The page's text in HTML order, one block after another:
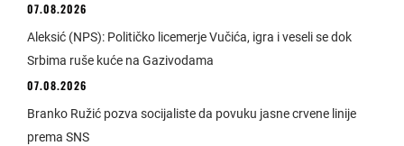
07.08.2026
Aleksić (NPS): Političko licemerje Vučića, igra i veseli se dok
Srbima ruše kuće na Gazivodama
07.08.2026
Branko Ružić pozva socijaliste da povuku jasne crvene linije
prema SNS